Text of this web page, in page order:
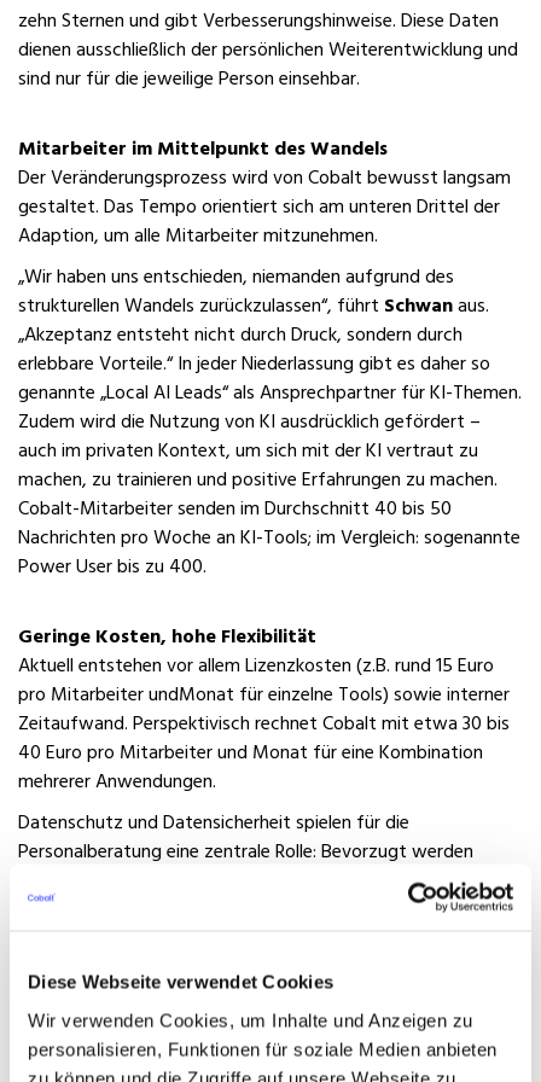
Diese Webseite verwendet Cookies
Wir verwenden Cookies, um Inhalte und Anzeigen zu
personalisieren, Funktionen für soziale Medien anbieten
zu können und die Zugriffe auf unsere Webseite zu
zehn Sternen und gibt Verbesserungshinweise. Diese Daten
dienen ausschließlich der persönlichen Weiterentwicklung und
sind nur für die jeweilige Person einsehbar.
Mitarbeiter im Mittelpunkt des Wandels
Der Veränderungsprozess wird von Cobalt bewusst langsam
gestaltet. Das Tempo orientiert sich am unteren Drittel der
Adaption, um alle Mitarbeiter mitzunehmen.
„Wir haben uns entschieden, niemanden aufgrund des
strukturellen Wandels zurückzulassen“, führt Schwanaus.
„Akzeptanz entsteht nicht durch Druck, sondern durch
erlebbare Vorteile.“ In jeder Niederlassung gibt es daher so
genannte „Local AI Leads“ als Ansprechpartner für KI-Themen.
Zudem wird die Nutzung von KI ausdrücklich gefördert –
auch im privaten Kontext, um sich mit der KI vertraut zu
machen, zu trainieren und positive Erfahrungen zu machen.
Cobalt-Mitarbeiter senden im Durchschnitt 40 bis 50
Nachrichten pro Woche an KI-Tools; im Vergleich: sogenannte
Power User bis zu 400.
Geringe Kosten, hohe Flexibilität
Aktuell entstehen vor allem Lizenzkosten (z.B. rund 15 Euro
pro Mitarbeiter undMonat für einzelne Tools) sowie interner
Zeitaufwand. Perspektivisch rechnet Cobalt mit etwa 30 bis
40 Euro pro Mitarbeiter und Monat für eine Kombination
mehrerer Anwendungen.
Datenschutz und Datensicherheit spielen für die
Personalberatung eine zentrale Rolle: Bevorzugt werden
Lösungen mit abgeschlossenen Umgebungen und
europäischem Hosting.
Blick nach vorn
Im laufenden Jahr plant Cobalt, weitere administrative
Prozessschritte schrittweise zu automatisieren. Dabei steht
nicht die Geschwindigkeit der Technologie im Vordergrund,